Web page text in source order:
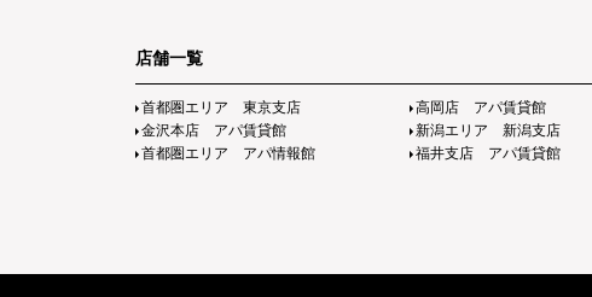
店舗一覧
首都圏エリア 東京支店 高岡店 アパ賃貸館
金沢本店 アパ賃貸館
新潟エリア 新潟支店
首都圏エリア アパ情報館
福井支店 アパ賃貸館